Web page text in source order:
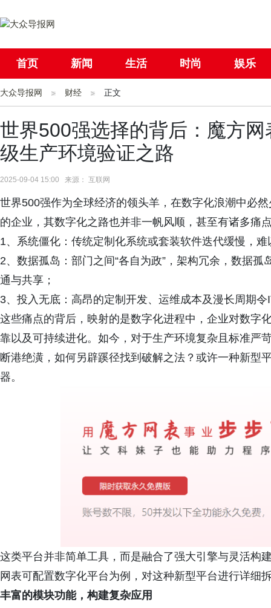
首页 新闻 生活 时尚 娱乐
社会 国际
大众导报网 财经 正文
世界500强选择的背后：魔方
级生产环境验证之路
2025-09-04 15:00 来源： 互联网
世界500强作为全球经济的领头羊，在数字化浪潮中必
的企业，其数字化之路也并非一帆风顺，甚至有诸多痛
1、系统僵化：传统定制化系统或套装软件迭代缓慢，
2、数据孤岛：部门之间“各自为政”，架构冗余，数据
通与共享；
3、投入无底：高昂的定制开发、运维成本及漫长周期
这些痛点的背后，映射的是数字化进程中，企业对数字
靠以及可持续进化。如今，对于生产环境复杂且标准严
断港绝潢，如何另辟蹊径找到破解之法？或许一种新
器。
这类平台并非简单工具，而是融合了强大引擎与灵活构
网表可配置数字化平台为例，对这种新型平台进行详细
丰富的模块功能，构建复杂应用